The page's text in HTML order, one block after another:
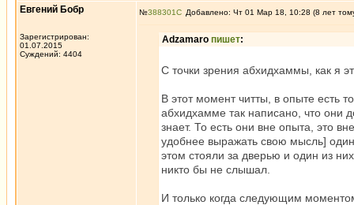
Евгений Бобр
Зарегистрирован:
01.07.2015
Суждений: 4404
№388301 Добавлено: Чт 01 Мар 18, 10:28 (8 лет
Adzamaro пишет:
С точки зрения абхидхаммы, как я
В этот момент читты, в опыте есть
абхидхамме так написано, что они
знает. То есть они вне опыта, это
удобнее выражать свою мысль]
этом стояли за дверью и один из
никто бы не слышал.
И только когда следующим